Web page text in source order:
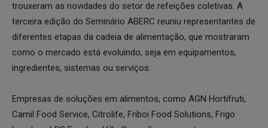
trouxeram as novidades do setor de refeições coletivas. A
terceira edição do Seminário ABERC reuniu representantes de
diferentes etapas da cadeia de alimentação, que mostraram
como o mercado está evoluindo, seja em equipamentos,
ingredientes, sistemas ou serviços.
Empresas de soluções em alimentos, como AGN Hortifruti,
Camil Food Service, Citrolife, Friboi Food Solutions, Frigo